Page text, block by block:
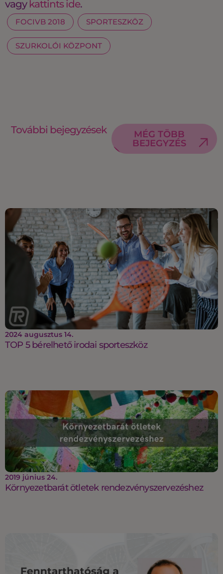
vagy kattints ide.
FOCIVB 2018 SPORTESZKÖZ
SZURKOLÓI KÖZPONT
További bejegyzések
MÉG TÖBB
BEJEGYZÉS
2024 augusztus 14.
TOP 5 bérelhető irodai sporteszköz
2019 június 24.
Környezetbarát ötletek rendezvényszervezéshez